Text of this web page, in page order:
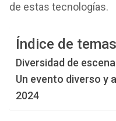
de estas tecnologías.
Índice de temas
Diversidad de
Un evento diverso y
2024